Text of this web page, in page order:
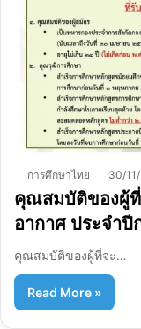
การศึกษาไทย 30/
คุณสมบัติของผู้ที่
อากาศ ประจำปี
คุณสมบัติของผู้ที่จะ…
Read More »